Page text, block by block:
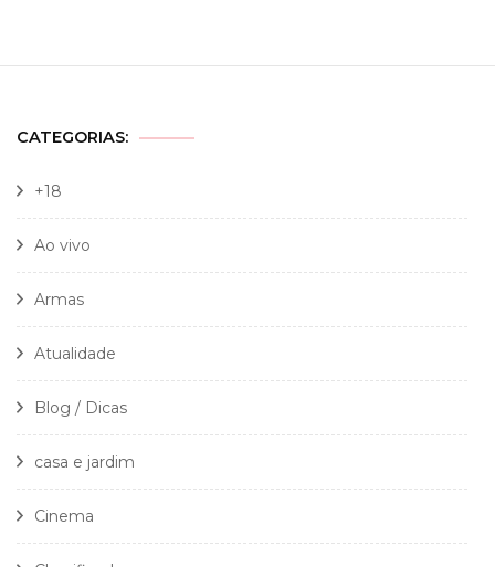
CATEGORIAS:
+18
Ao vivo
Armas
Atualidade
Blog / Dicas
casa e jardim
Cinema